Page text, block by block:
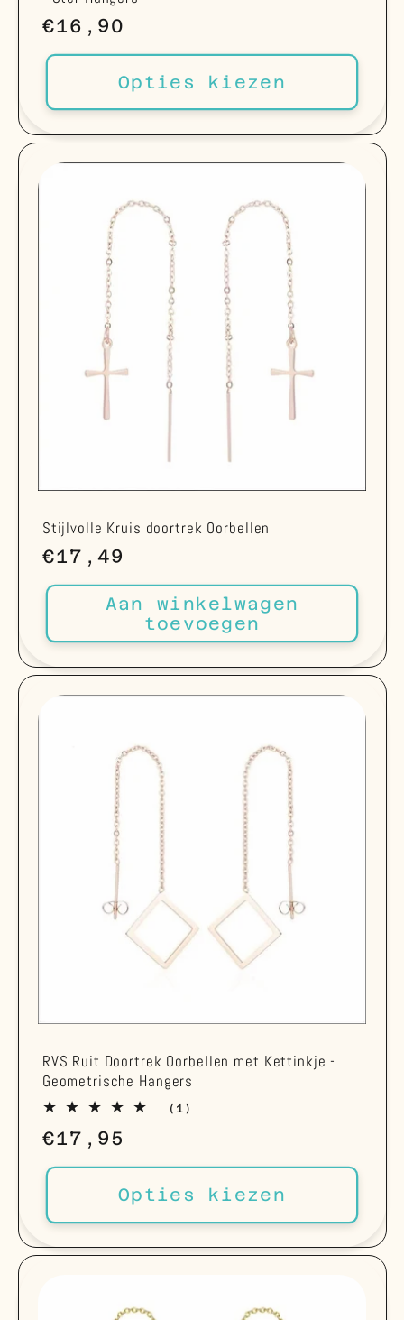
Normale
prijs
€16,90
Opties kiezen
Stijlvolle Kruis doortrek Oorbellen
Normale
prijs
€17,49
Aan winkelwagen
toevoegen
RVS Ruit Doortrek Oorbellen met Kettinkje -
Geometrische Hangers
(1)
Normale
prijs
€17,95
Opties kiezen